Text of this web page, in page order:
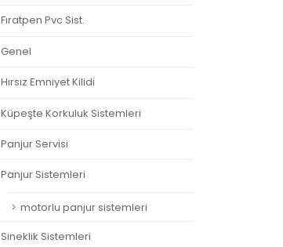
Fıratpen Pvc Sist.
Genel
Hırsız Emniyet Kilidi
Küpeşte Korkuluk Sistemleri
Panjur Servisi
Panjur Sistemleri
motorlu panjur sistemleri
Sineklik Sistemleri